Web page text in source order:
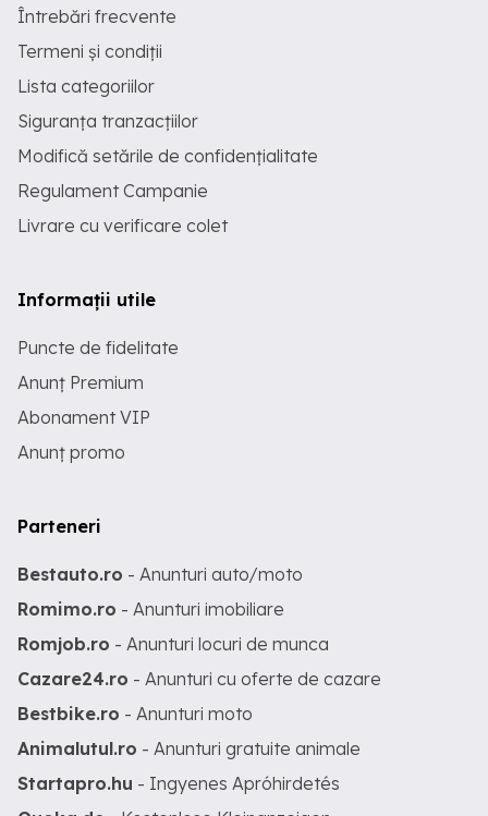
Întrebări frecvente
Termeni și condiții
Lista categoriilor
Siguranța tranzacțiilor
Modifică setările de confidențialitate
Regulament Campanie
Livrare cu verificare colet
Informații utile
Puncte de fidelitate
Anunț Premium
Abonament VIP
Anunț promo
Parteneri
Bestauto.ro - Anunturi auto/moto
Romimo.ro - Anunturi imobiliare
Romjob.ro - Anunturi locuri de munca
Cazare24.ro - Anunturi cu oferte de cazare
Bestbike.ro - Anunturi moto
Animalutul.ro - Anunturi gratuite animale
Startapro.hu - Ingyenes Apróhirdetés